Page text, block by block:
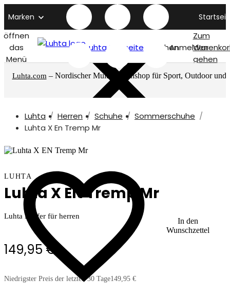
Marken
öffnen
das
Menü
Luhta titelseite SuchenAnmelden
Zum
gehen
Luhta.com – Nordischer Multimarkenshop für Sport, Outdoor und
Luhta Herren Schuhe
Sommerschuhe
Luhta X En Tremp Mr
In den
Wunschzettel
LUHTA
Luhta X EN Tremp Mr
Luhta Loafer für herren
149,95 €
Niedrigster Preis der letzten 30 Tage149,95 €